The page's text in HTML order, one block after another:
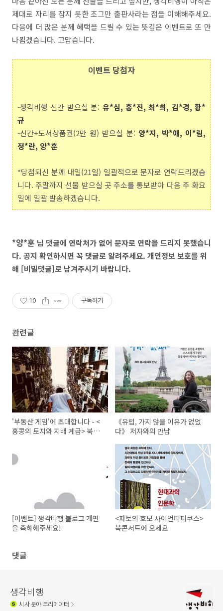
제대로 자리를 잡지 못한 조그만 출판사라는 점을 이해해주세요.
다음에 더 많은 분께 혜택을 드릴 수 있는 뜻깊은 이벤트로 또 만
나뵙겠습니다. 고맙습니다.
이벤트 당첨자
-생각비행 신간 받으실 분: 유*심, 홍*진, 최*희, 김*경, 황*
규
-신간+도서상품권(2만 원) 받으실 분: 양*지, 박*애, 이*림,
정*란, 양*훈
*당첨되신 분께 내일(21일) 일괄적으로 문자로 연락드리겠습
니다. 주말까지 선물 받으실 곳 주소를 통보받아 다음 주 화요
일에 일괄 발송하겠습니다.
*양*훈 님 댓글에 연락처가 없어 문자로 연락을 드리지 못했습니
다. 공지 확인하시면 꼭 댓글로 알려주세요. 개인정보 보호를 위
해 [비밀댓글]로 남겨주시기 바랍니다.
10 구독하기
관련글
'부동산 게임'에 초대합니다 - <
홍콩의 토지와 지배 계급> 북콘
《유럽, 가지 않을 이유가 없었
다》 저자와의 만남
[이벤트] 생각비행 블로그 개편
을 축하해주세요!
<파토의 호모 사이언티피쿠스>
북콘서트에 오세요
댓글
생각비행
시사분야 크리에이터